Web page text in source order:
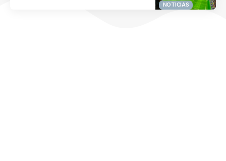
NOTICIAS